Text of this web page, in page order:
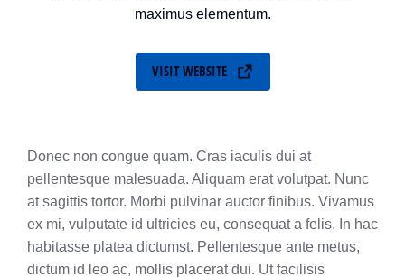
maximus elementum.
VISIT WEBSITE
Donec non congue quam. Cras iaculis dui at
pellentesque malesuada. Aliquam erat volutpat. Nunc
at sagittis tortor. Morbi pulvinar auctor finibus. Vivamus
ex mi, vulputate id ultricies eu, consequat a felis. In hac
habitasse platea dictumst. Pellentesque ante metus,
dictum id leo ac, mollis placerat dui. Ut facilisis